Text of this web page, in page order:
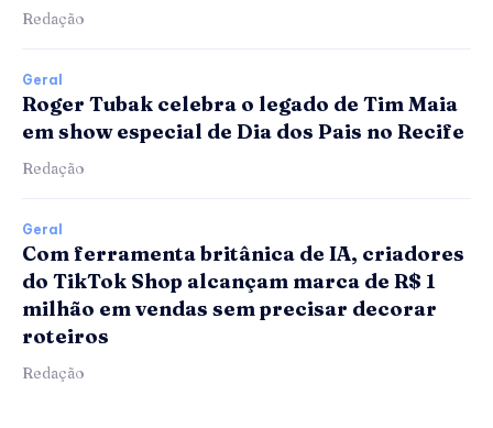
Redação
Geral
Roger Tubak celebra o legado de Tim Maia
em show especial de Dia dos Pais no Recife
Redação
Geral
Com ferramenta britânica de IA, criadores
do TikTok Shop alcançam marca de R$ 1
milhão em vendas sem precisar decorar
roteiros
Redação